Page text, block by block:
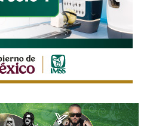
plataformas digitales al
consideró que la
una oportunidad para
de transporte.
entiende que la competencia
de mejorar y brindar un